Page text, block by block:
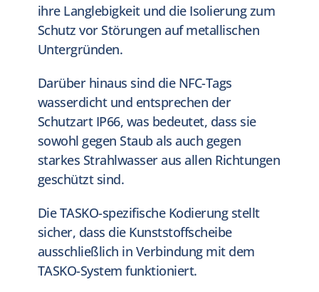
ihre Langlebigkeit und die Isolierung zum
Schutz vor Störungen auf metallischen
Untergründen.
Darüber hinaus sind die NFC-Tags
wasserdicht und entsprechen der
Schutzart IP66, was bedeutet, dass sie
sowohl gegen Staub als auch gegen
starkes Strahlwasser aus allen Richtungen
geschützt sind.
Die TASKO-spezifische Kodierung stellt
sicher, dass die Kunststoffscheibe
ausschließlich in Verbindung mit dem
TASKO-System funktioniert.